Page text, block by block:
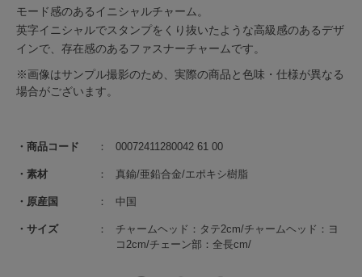
商品コード 00072411280042 61 00
素材 真鍮/亜鉛合金/エポキシ樹脂
原産国 中国
サイズ
チャームヘッド：タテ2cm/チャームヘッド：ヨ
コ2cm/チェーン部：全長cm/
モード感のあるイニシャルチャーム。
英字イニシャルでスタンプをくり抜いたような高級感のあるデザ
インで、存在感のあるファスナーチャームです。
※画像はサンプル撮影のため、実際の商品と色味・仕様が異なる
場合がございます。